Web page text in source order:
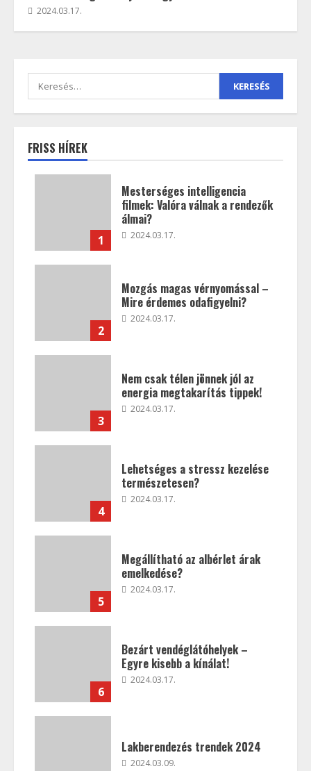
2024.03.17.
FRISS HÍREK
1
Mesterséges intelligencia
filmek: Valóra válnak a rendezők
álmai?
2024.03.17.
2
Mozgás magas vérnyomással –
Mire érdemes odafigyelni?
2024.03.17.
3
Nem csak télen jönnek jól az
energia megtakarítás tippek!
2024.03.17.
4
Lehetséges a stressz kezelése
természetesen?
2024.03.17.
5
Megállítható az albérlet árak
emelkedése?
2024.03.17.
6
Bezárt vendéglátóhelyek –
Egyre kisebb a kínálat!
2024.03.17.
Lakberendezés trendek 2024
2024.03.09.